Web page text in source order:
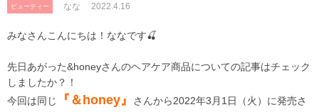
ビューティー なな 2022.4.16
みなさんこんにちは！ななです🍒
先日あがった&honeyさんのヘアケア商品についての記事はチェック
しましたか？！
今回は同じ
『＆honey』
さんから2022年3月1日（火）に発売さ